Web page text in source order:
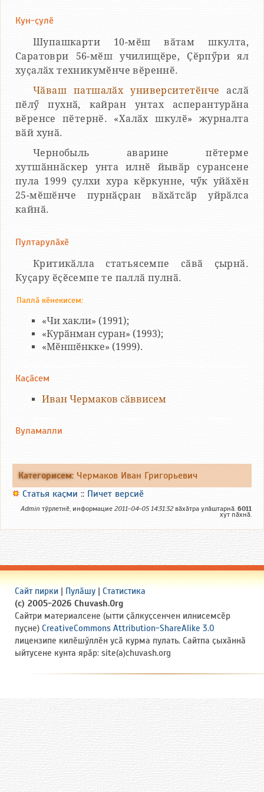
Кун-ҫулӗ
Шупашкарти 10-мӗш вӑтам шкулта,
Саратоври 56-мӗш училищӗре, Ҫӗрпӳри ял
хуҫалӑх техникумӗнче вӗреннӗ.
Чӑваш патшалӑх университетӗнче аслӑ
пӗлӳ пухнӑ, кайран унтах асперантурӑна
вӗренсе пӗтернӗ. «Халӑх шкулӗ» журналта
вӑй хунӑ.
Чернобыль аварине пӗтерме
хутшӑннӑскер унта илнӗ йывӑр сурансене
пула 1999 ҫулхи хура кӗркунне, чӳк уйӑхӗн
25-мӗшӗнче пурнӑҫран вӑхӑтсӑр уйрӑлса
кайнӑ.
Пултарулӑхӗ
Критикӑлла статьясемпе сӑвӑ ҫырнӑ.
Куҫару ӗҫӗсемпе те паллӑ пулнӑ.
Паллӑ кӗнекисем:
«Чи хакли» (1991);
«Курӑнман суран» (1993);
«Мӗншӗнкке» (1999).
Каҫӑсем
Иван Чермаков сӑввисем
Вуламалли
Категорисем: Чермаков Иван Григорьевич
Статья каҫми :: Пичет версиӗ
Admin тӳрлетнӗ, информацие 2011-04-05 14:31:32вӑхӑтра улӑштарнӑ. 6011
хут пӑхнӑ.
Сайт пирки | Пулӑшу | Статистика
(c) 2005-2026 Chuvash.Org
Сайтри материалсене (ытти ҫӑлкуҫсенчен илнисемсӗр
пуҫне) CreativeCommons Attribution-ShareAlike 3.0
лицензипе килӗшӳллӗн усӑ курма пулать. Сайтпа ҫыхӑннӑ
ыйтусене кунта ярӑр: site(a)chuvash.org